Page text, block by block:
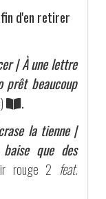
d'en retirer
| À une lettre
prêt beaucoup
.
la tienne |
que des
rouge 2 feat.